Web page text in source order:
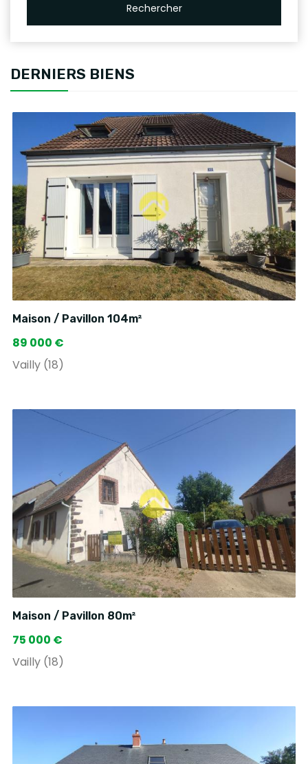
Rechercher
DERNIERS BIENS
Maison / Pavillon 104m²
89 000 €
Vailly (18)
Maison / Pavillon 80m²
75 000 €
Vailly (18)